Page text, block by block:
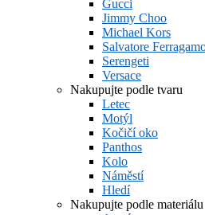
Gucci
Jimmy Choo
Michael Kors
Salvatore
Serengeti
Versace
Nakupujte podle tvaru
Letec
Motýl
Kočičí oko
Panthos
Kolo
Náměstí
Hledí
Nakupujte podle materiálu